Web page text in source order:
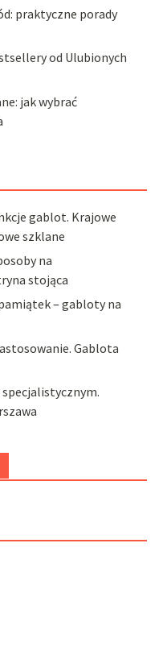
praktyczne porady
od Ulubionych
jak wybrać
gablot. Krajowe
szklane
na
stojąca
– gabloty na
Gablota